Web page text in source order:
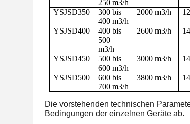
250 m3/h
YSJSD350
300 bis
400 m3/h
2000 m3/h
YSJSD400
400 bis
500
m3/h
2600 m3/h
YSJSD450
500 bis
600 m3/h
3000 m3/h
YSJSD500
600 bis
700 m3/h
3800 m3/h
Die vorstehenden technischen
Bedingungen der einzelnen Geräte ab.